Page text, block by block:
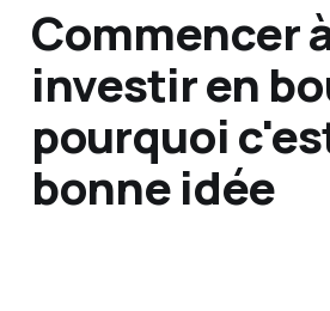
Commencer
investir en
pourquoi
bonne idée